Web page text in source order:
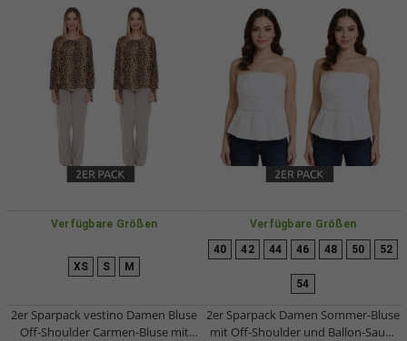
Verfügbare Größen
XS S M
2er Sparpack vestino Damen Bluse
Off-Shoulder Carmen-Bluse mit
Verfügbare Größen
40 42 44 46 48 50 52
54
2er Sparpack Damen Sommer-Bluse
mit Off-Shoulder und Ballon-Saum